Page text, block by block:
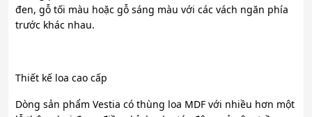
đen, gỗ tối màu hoặc gỗ sáng màu với các vách ngăn phía
trước khác nhau.
Thiết kế loa cao cấp
Dòng sản phẩm Vestia có thùng loa MDF với nhiều hơn một